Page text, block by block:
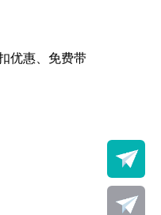
优惠、免费带